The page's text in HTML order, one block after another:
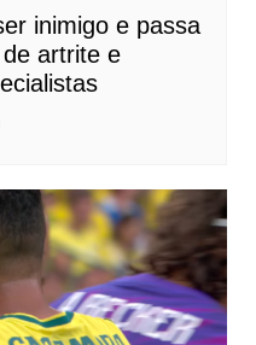
inimigo e passa
artrite e